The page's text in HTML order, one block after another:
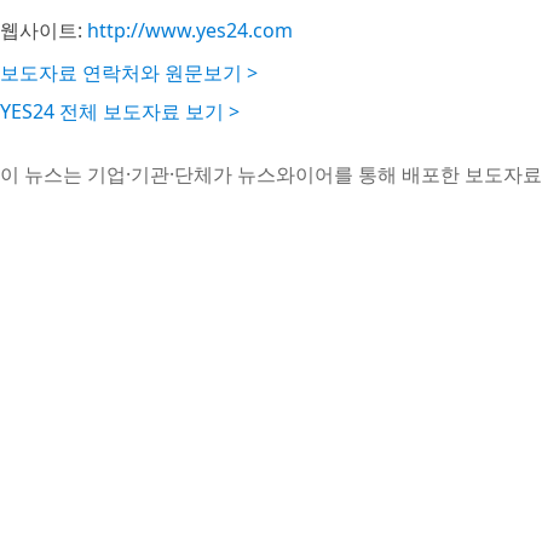
웹사이트: http://www.yes24.com
보도자료 연락처와 원문보기 >
YES24 전체 보도자료 보기 >
이 뉴스는 기업·기관·단체가 뉴스와이어를 통해 배포한 보도자